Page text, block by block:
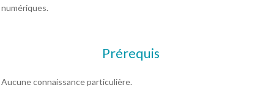
numériques.
Prérequis
Aucune connaissance particulière.